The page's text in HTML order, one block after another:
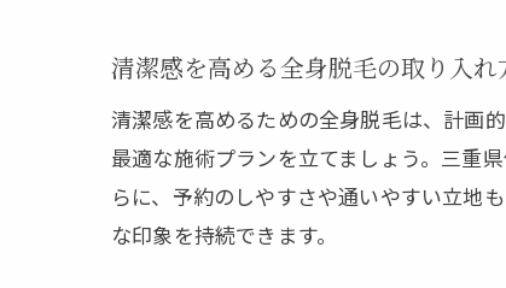
清潔感を高める全身脱毛の取り入れ
清潔感を高めるための全身脱毛は、計画
最適な施術プランを立てましょう。三重
らに、予約のしやすさや通いやすい立地
な印象を持続できます。